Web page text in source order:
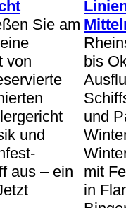
Sie am
von
und
aus – ein
bis
und
mit
in